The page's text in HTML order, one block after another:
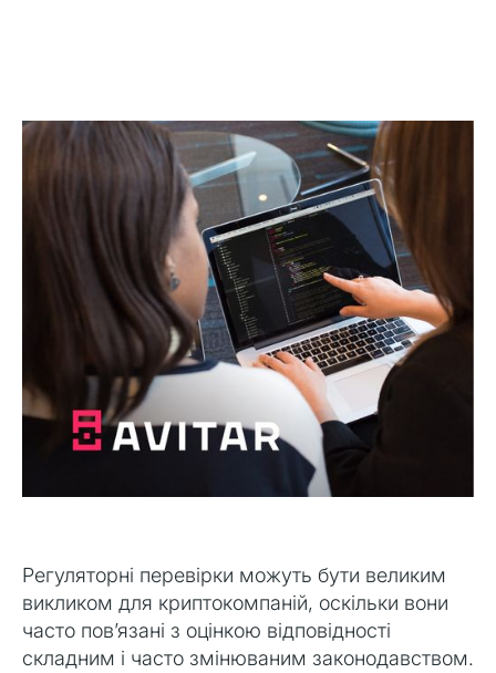
Регуляторні перевірки можуть бути великим
викликом для криптокомпаній, оскільки вони
часто пов’язані з оцінкою відповідності
складним і часто змінюваним законодавством.